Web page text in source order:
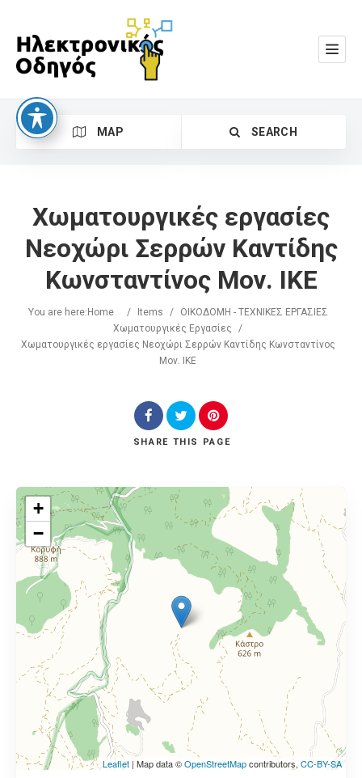
MAP SEARCH
Search
Χωματουργικές εργασίες
Νεοχώρι Σερρών Καντίδης
Κωνσταντίνος Μον. ΙΚΕ
You are here: Home / Items /
ΟΙΚΟΔΟΜΗ - ΤΕΧΝΙΚΕΣ ΕΡΓΑΣΙΕΣ
Χωματουργικές Εργασίες
/
Χωματουργικές εργασίες Νεοχώρι Σερρών Καντίδης Κωνσταντίνος
Μον. ΙΚΕ
SHARE THIS PAGE
+
−
Leaflet| Map data ©OpenStreetMapcontributors, CC-BY-SA